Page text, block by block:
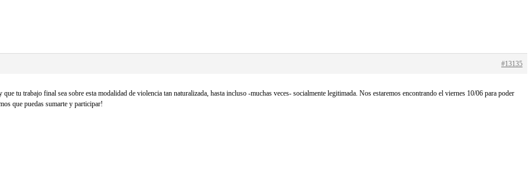
#13135
tu trabajo final sea sobre esta modalidad de violencia tan naturalizada, hasta incluso -muchas veces- socialmente legitimada. Nos estaremos encontrando el viernes 10/06 para poder
que puedas sumarte y participar!